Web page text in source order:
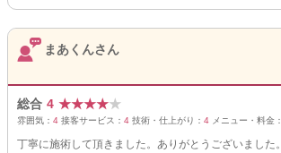
まあくんさん
総合 4 ★★★★★
雰囲気： 4 接客サービス： 4 技術・仕上がり： 4 メニュー・料金：
丁寧に施術して頂きました。ありがとうございました。